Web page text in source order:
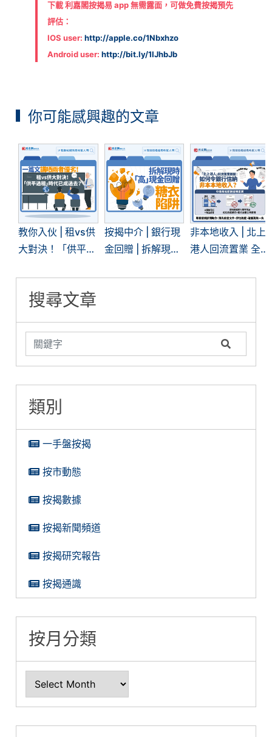
下載利嘉閣按揭易app 無需露面，可做免費按揭預先
評估：
IOS user: http://apple.co/1Nbxhzo
Android user: http://bit.ly/1IJhbJb
你可能感興趣的文章
教你入伙 | 租vs供
大對決！「供平過
按揭中介 | 銀行現
金回贈 | 拆解現時
非本地收入 | 北上
港人回流置業 全
搜尋文章
類別
一手盤按揭
按市動態
按揭數據
按揭新聞頻道
按揭研究報告
按揭通識
按月分類